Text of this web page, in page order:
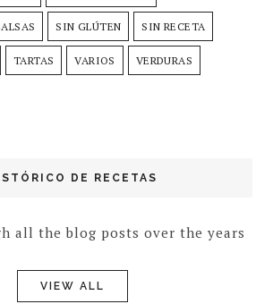
SIN GLÚTEN SIN RECETA
TARTAS VARIOS VERDURAS
DE RECETAS
all the blog posts over the years
VIEW ALL